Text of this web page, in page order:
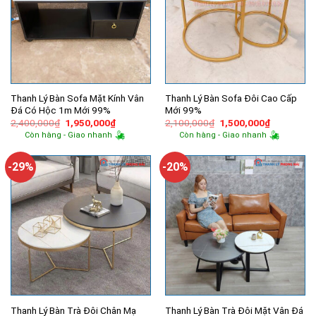
Thanh Lý Bàn Sofa Mặt Kính Vân
Đá Có Hộc 1m Mới 99%
2,400,000₫ Giá
gốc
là:
1,950,000₫Giá
hiện
tại
1,950,000₫.
Còn hàng - Giao nhanh
Thanh Lý Bàn Sofa Đôi Cao Cấp
Mới 99%
2,100,000₫ Giá
gốc
là:
1,500,000₫Giá
hiện
tại
Còn hàng - Giao nhanh
-29%
Thanh Lý Bàn Trà Đôi Chân Mạ
-20%
Thanh Lý Bàn Trà Đôi Mặt Vân Đá